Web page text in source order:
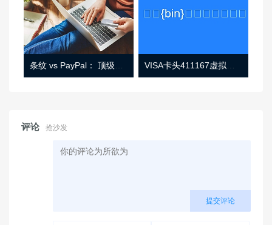
条纹 vs PayPal： 顶级功能， 定价 （和更多！ VISA卡头411167虚拟卡基础信息
评论 抢沙发
提交评论